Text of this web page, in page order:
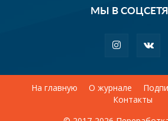
МЫ В
На главную О журнале
Контакты